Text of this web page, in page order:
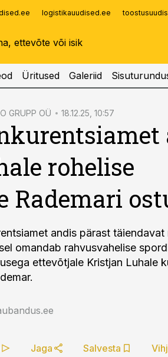
logistikauudised.ee
Infopank
Üritused Galeriid
GRUPP OÜ 18.12.25, 10:57
rohelise
Rademari
andis pärast
omandab rahvusvahelise
ettevõtjale Kristjan Luhale
Jaga Salvesta